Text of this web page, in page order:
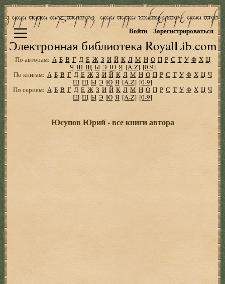
Электронная библиотека RoyalLib.com
Войти Зарегистрироваться
По авторам: А Б В Г Д Е Ж З И Й К Л М Н О П Р С Т У Ф Х Ц
Ч Ш Щ Ы Э Ю Я [A-Z] [0-9]
По книгам: А Б В Г Д Е Ж З И Й К Л М Н О П Р С Т У Ф Х Ц Ч
Ш Щ Ы Э Ю Я [A-Z] [0-9]
По сериям: А Б В Г Д Е Ж З И Й К Л М Н О П Р С Т У Ф Х Ц Ч
Ш Щ Ы Э Ю Я [A-Z] [0-9]
Юсупов Юрий - все книги автора